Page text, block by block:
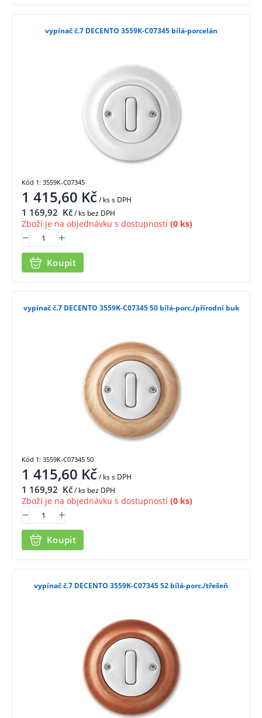
vypínač č.7 DECENTO 3559K-C07345 bílá-porcelán
1 415,60 Kč/ kss DPH
1 169,92 Kč/ ks bez DPH
Zboží je na objednávku s dostupností (0 ks)
Koupit
Kód 1: 3559K-C07345
vypínač č.7 DECENTO 3559K-C07345 50 bílá-porc./přírodní buk
1 415,60 Kč/ kss DPH
1 169,92 Kč/ ks bez DPH
Zboží je na objednávku s dostupností (0 ks)
Koupit
Kód 1: 3559K-C07345 50
vypínač č.7 DECENTO 3559K-C07345 52 bílá-porc./třešeň